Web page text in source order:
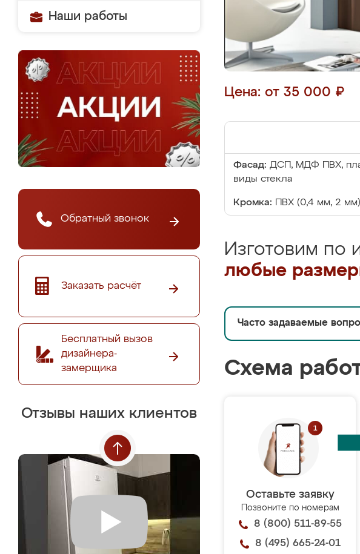
Наши работы
Обратный звонок
Заказать расчёт
Бесплатный вызов
дизайнера-
замерщика
Отзывы наших клиентов
Цена: от 35 000 ₽
Фасад: ДСП, МДФ ПВХ,
виды стекла
Кромка: ПВХ (0,4 мм, 2 мм)
Изготовим по
любые
Часто задаваемые
Схема
Оставьте заявку
Позвоните по номерам
8 (800) 511-89-55
8 (495) 665-24-01